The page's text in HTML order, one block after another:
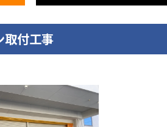
取付工事